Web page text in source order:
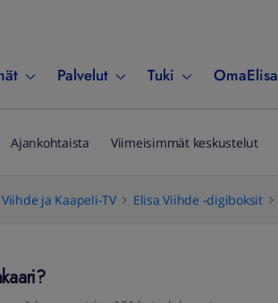
Palvelut Tuki OmaElisa
Ajankohtaista Viimeisimmät keskustelut
ja Kaapeli-TV Elisa Viihde -digiboksit